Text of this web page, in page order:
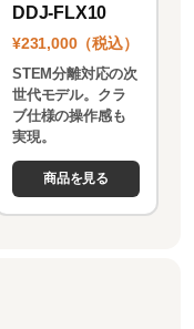
DDJ-FLX10
¥231,000（税込）
STEM分離対応の次
世代モデル。クラ
ブ仕様の操作感も
実現。
商品を見る